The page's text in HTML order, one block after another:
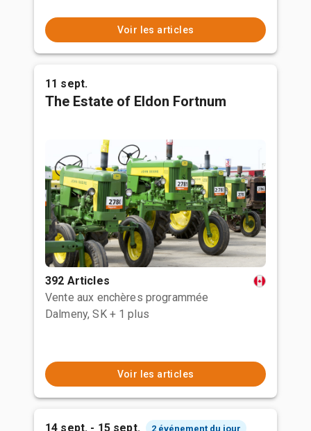
Voir les articles
11 sept.
The Estate of Eldon Fortnum
392 Articles
Vente aux enchères programmée
Dalmeny, SK + 1 plus
Voir les articles
14 sept. - 15 sept. 2 événement du jour